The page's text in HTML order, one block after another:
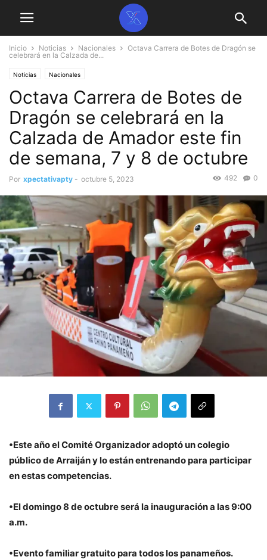
Inicio Noticias Nacionales
Octava Carrera de Botes de Dragón se
celebrará en la Calzada de...
Noticias Nacionales
Octava Carrera de Botes de
Dragón se celebrará en la
Calzada de Amador este fin
de semana, 7 y 8 de octubre
Por xpectativapty - octubre 5, 2023 0
492
•Este año el Comité Organizador adoptó un colegio
público de Arraiján y lo están entrenando para participar
en estas competencias.
•El domingo 8 de octubre será la inauguración a las 9:00
a.m.
•Evento familiar gratuito para todos los panameños.